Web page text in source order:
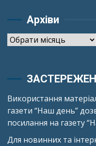
Архіви
Архіви
Використання
газети “Наш день”
посилання на газету
Для новинних та